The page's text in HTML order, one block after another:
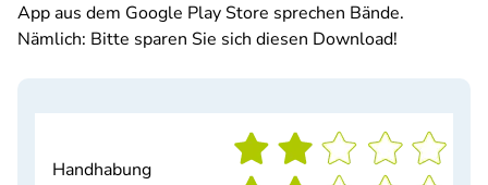
App aus dem Google Play Store sprechen Bände.
Nämlich: Bitte sparen Sie sich diesen Download!
Handhabung